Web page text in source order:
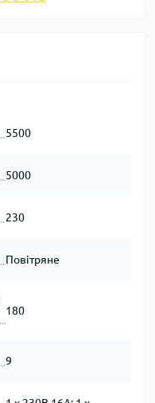
5500
5000
230
Повітряне
180
9